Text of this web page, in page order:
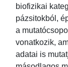
biofizikai
pázsitokból,
a
vonatkozik,
adatai is